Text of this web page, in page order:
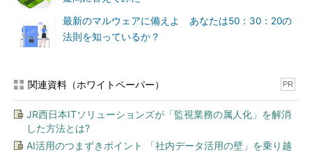
最新のマルウェアに備えよ あなたは50：30：20の
法則を知っているか？
関連資料（ホワイトペーパー） PR
JR西日本ITソリューションズが「監視業務の属人化」を解消
した方法とは?
AI活用のつまずきポイント 「社内データ活用の壁」を乗り越